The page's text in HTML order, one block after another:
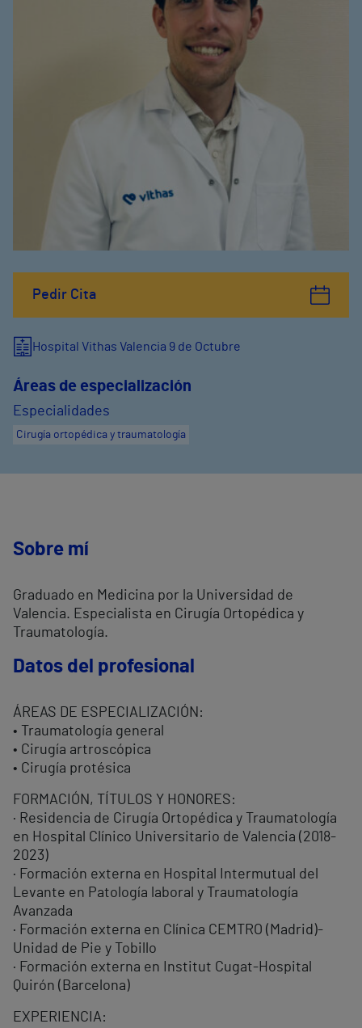
Pedir Cita
Hospital Vithas Valencia 9 de Octubre
Áreas de especialización
Especialidades
Cirugía ortopédica y traumatología
Sobre mí
Graduado en Medicina por la Universidad de
Valencia. Especialista en Cirugía Ortopédica y
Traumatología.
Datos del profesional
ÁREAS DE ESPECIALIZACIÓN:
• Traumatología general
• Cirugía artroscópica
• Cirugía protésica
FORMACIÓN, TÍTULOS Y HONORES:
· Residencia de Cirugía Ortopédica y Traumatología
en Hospital Clínico Universitario de Valencia (2018-
2023)
· Formación externa en Hospital Intermutual del
Levante en Patología laboral y Traumatología
Avanzada
· Formación externa en Clínica CEMTRO (Madrid)-
Unidad de Pie y Tobillo
· Formación externa en Institut Cugat-Hospital
Quirón (Barcelona)
EXPERIENCIA: